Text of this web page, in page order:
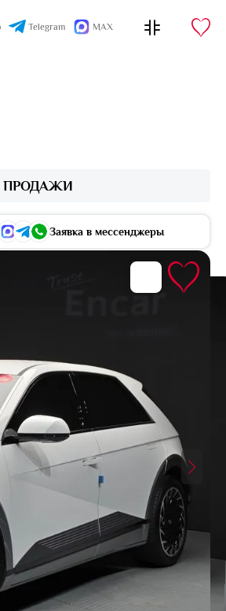
Telegram MAX
ПРОДАЖИ
Заявка в мессенджеры